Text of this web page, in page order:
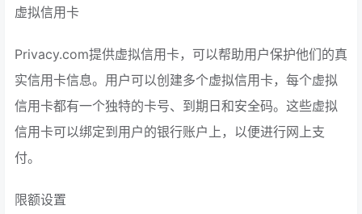
虚拟信用卡
Privacy.com提供虚拟信用卡，可以帮助用户保护他们的真
实信用卡信息。用户可以创建多个虚拟信用卡，每个虚拟
信用卡都有一个独特的卡号、到期日和安全码。这些虚拟
信用卡可以绑定到用户的银行账户上，以便进行网上支
付。
限额设置